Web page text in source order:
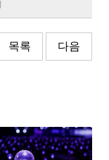
목록 다음